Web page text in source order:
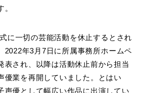
に一切の芸能活動を休止するとされ
2022年3月7日に所属事務所ホームペ
表され、以降は活動休止前から担当
優業を再開していました。とはい
声優として幅広い作品に出演してい